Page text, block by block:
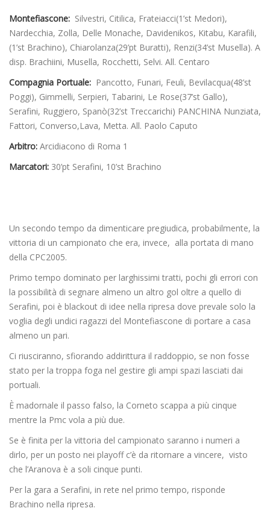
Montefiascone: Silvestri, Citilica, Frateiacci(1’st Medori),
Nardecchia, Zolla, Delle Monache, Davidenikos, Kitabu, Karafili,
(1’st Brachino), Chiarolanza(29’pt Buratti), Renzi(34’st Musella). A
disp. Brachiini, Musella, Rocchetti, Selvi. All. Centaro
Compagnia Portuale: Pancotto, Funari, Feuli, Bevilacqua(48’st
Poggi), Gimmelli, Serpieri, Tabarini, Le Rose(37’st Gallo),
Serafini, Ruggiero, Spanò(32’st Treccarichi) PANCHINA Nunziata,
Fattori, Converso,Lava, Metta. All. Paolo Caputo
Arbitro: Arcidiacono di Roma 1
Marcatori: 30’pt Serafini, 10’st Brachino
Un secondo tempo da dimenticare pregiudica, probabilmente, la
vittoria di un campionato che era, invece, alla portata di mano
della CPC2005.
Primo tempo dominato per larghissimi tratti, pochi gli errori con
la possibilità di segnare almeno un altro gol oltre a quello di
Serafini, poi è blackout di idee nella ripresa dove prevale solo la
voglia degli undici ragazzi del Montefiascone di portare a casa
almeno un pari.
Ci riusciranno, sfiorando addirittura il raddoppio, se non fosse
stato per la troppa foga nel gestire gli ampi spazi lasciati dai
portuali.
È madornale il passo falso, la Corneto scappa a più cinque
mentre la Pmc vola a più due.
Se è finita per la vittoria del campionato saranno i numeri a
dirlo, per un posto nei playoff c’è da ritornare a vincere, visto
che l’Aranova è a soli cinque punti.
Per la gara a Serafini, in rete nel primo tempo, risponde
Brachino nella ripresa.